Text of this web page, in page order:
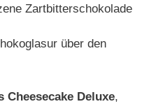
Zartbitterschokolade
über den
Cheesecake Deluxe,